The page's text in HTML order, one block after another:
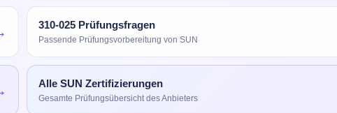
310-025 Prüfungsfragen
Passende Prüfungsvorbereitung von SUN
Alle SUN Zertifizierungen
Gesamte Prüfungsübersicht des Anbieters